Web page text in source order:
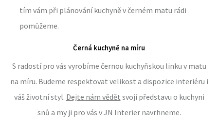
tím vám při plánování kuchyně v černém matu rádi
pomůžeme.
Černá kuchyně na míru
S radostí pro vás vyrobíme černou kuchyňskou linku v matu
na míru. Budeme respektovat velikost a dispozice interiéru i
váš životní styl. Dejte nám vědět svoji představu o kuchyni
snů a my ji pro vás v JN Interier navrhneme.